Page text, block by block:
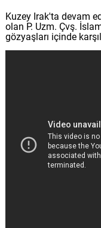
SAMSUN
HABER
EKONOMİ
DÜNYA
Kuzey Irak'ta devam
olan P. Uzm. Çvş.
gözyaşları içinde